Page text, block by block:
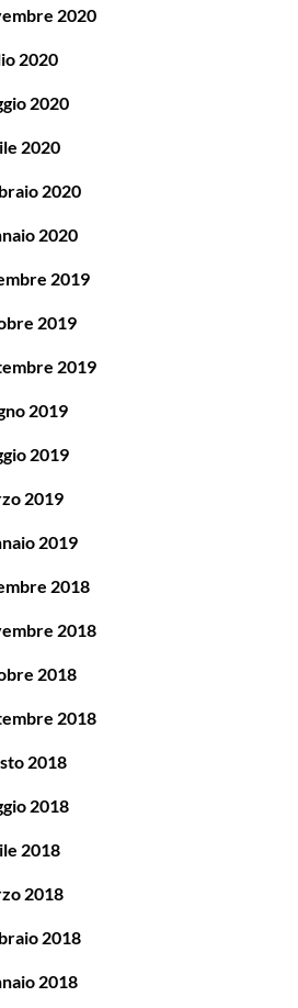
2020
2020
2020
2020
2020
2020
2019
2019
2019
2019
2019
2019
2019
2018
2018
2018
2018
2018
2018
2018
2018
2018
2018